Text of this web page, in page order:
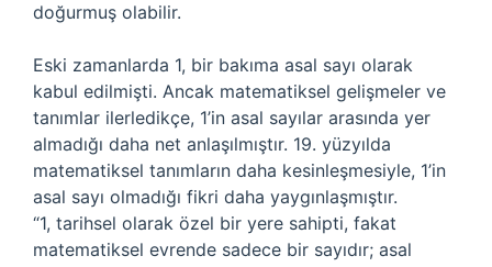
doğurmuş olabilir.
Eski zamanlarda 1, bir bakıma asal sayı olarak
kabul edilmişti. Ancak matematiksel gelişmeler ve
tanımlar ilerledikçe, 1’in asal sayılar arasında yer
almadığı daha net anlaşılmıştır. 19. yüzyılda
matematiksel tanımların daha kesinleşmesiyle, 1’in
asal sayı olmadığı fikri daha yaygınlaşmıştır.
“1, tarihsel olarak özel bir yere sahipti, fakat
matematiksel evrende sadece bir sayıdır; asal